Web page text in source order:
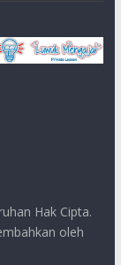
Hak Cipta.
oleh